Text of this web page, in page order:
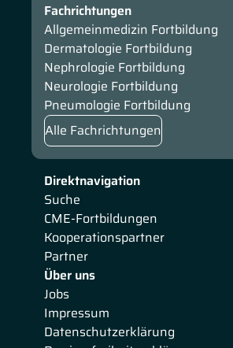
Direktnavigation
Suche
CME-Fortbildungen
Kooperationspartner
Partner
Über uns
Jobs
Impressum
Datenschutzerklärung
Fachrichtungen
Allgemeinmedizin Fortbildung
Dermatologie Fortbildung
Nephrologie Fortbildung
Neurologie Fortbildung
Pneumologie Fortbildung
Alle Fachrichtungen